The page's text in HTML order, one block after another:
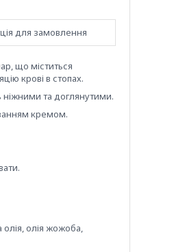
для замовлення
що міститься
крові в стопах.
ніжними та доглянутими.
кремом.
олія, олія жожоба,